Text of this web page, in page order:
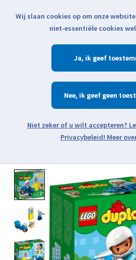
Klik voor actuele
Zoeken
Open webshop
Product image
Wij slaan cookies op om onze
niet-essentiële cookies
Ja
Nee
Meer